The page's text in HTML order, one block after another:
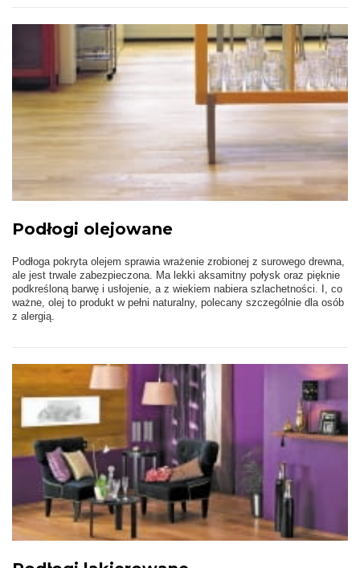
Podłogi olejowane
Podłoga pokryta olejem sprawia wrażenie zrobionej z surowego drewna,
ale jest trwale zabezpieczona. Ma lekki aksamitny połysk oraz pięknie
podkreśloną barwę i usłojenie, a z wiekiem nabiera szlachetności. I, co
ważne, olej to produkt w pełni naturalny, polecany szczególnie dla osób
z alergią.